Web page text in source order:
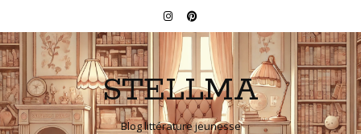
STELLMA
Blog littérature jeunesse